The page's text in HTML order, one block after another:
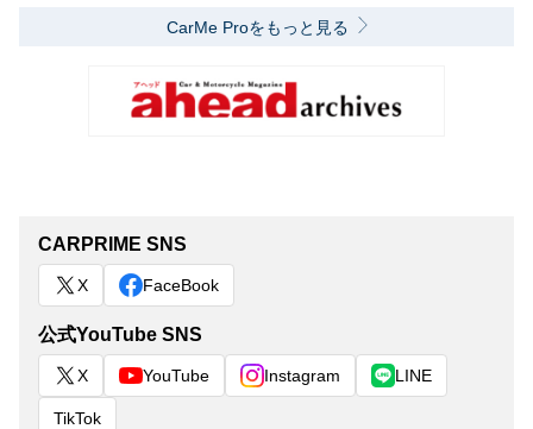
CarMe Proをもっと見る
CARPRIME SNS
X FaceBook
公式YouTube SNS
X YouTube Instagram LINE
TikTok